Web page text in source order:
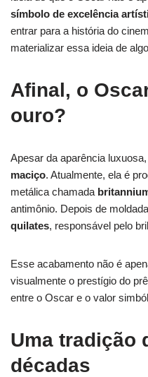
símbolo de excelência
entrar para a história do
materializar essa ideia de
Afinal, o
ouro?
Apesar da aparência
maciço. Atualmente, ela é
metálica chamada
antimônio. Depois de
quilates, responsável pelo
Esse acabamento não é
visualmente o prestígio do
entre o Oscar e o valor
Uma tradição
décadas